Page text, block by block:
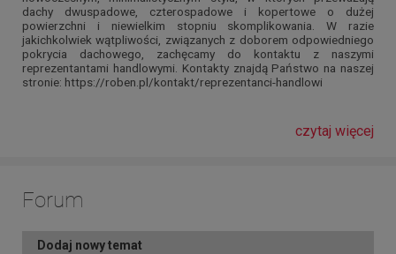
dachy dwuspadowe, czterospadowe i kopertowe o dużej
powierzchni i niewielkim stopniu skomplikowania. W razie
jakichkolwiek wątpliwości, związanych z doborem odpowiedniego
pokrycia dachowego, zachęcamy do kontaktu z naszymi
reprezentantami handlowymi. Kontakty znajdą Państwo na naszej
stronie: https://roben.pl/kontakt/reprezentanci-handlowi
czytaj więcej
Forum
Dodaj nowy temat